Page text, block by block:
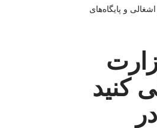
و پایگاه‌های
کنید